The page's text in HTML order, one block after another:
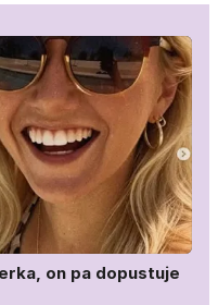
on pa dopustuje